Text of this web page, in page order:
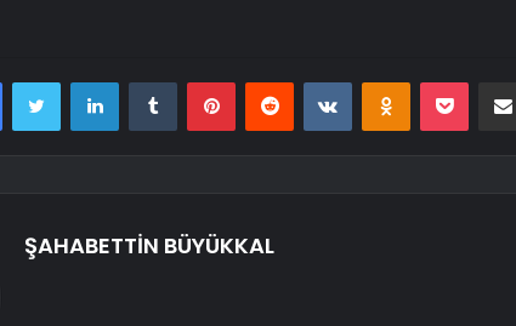
FacebookTwitter LinkedInTumblr PinterestReddit VKontakteOdnoklassniki
Pocket
ŞAHABETTİN BÜYÜKKAL